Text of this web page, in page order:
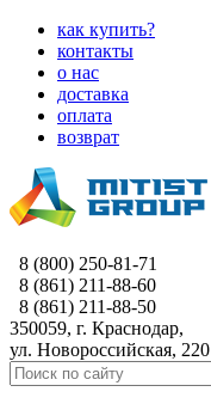
как купить?
контакты
о нас
доставка
оплата
возврат
8 (800) 250-81-71
8 (861) 211-88-60
8 (861) 211-88-50
350059, г. Краснодар,
ул. Новороссийская, 220